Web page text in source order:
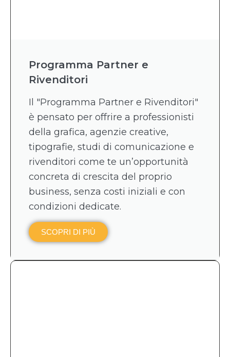
Programma Partner e
Rivenditori
Il "Programma Partner e Rivenditori"
è pensato per offrire a professionisti
della grafica, agenzie creative,
tipografie, studi di comunicazione e
rivenditori come te un’opportunità
concreta di crescita del proprio
business, senza costi iniziali e con
condizioni dedicate.
SCOPRI DI PIÙ